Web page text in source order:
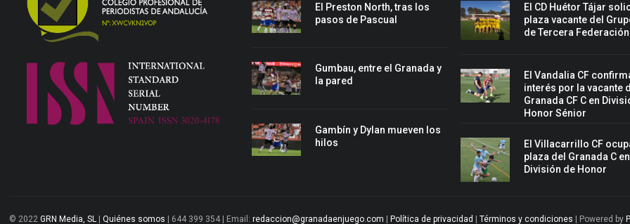
El Preston North, tras los
pasos de Pascual
Gumbau, entre el Granada y
la pared
Gambín y Dylan mueven los
hilos
El CD Huétor Tájar
plaza vacante del
de Tercera Federación
El Vandalia CF
interés por la vacante
Granada CF C en
Honor Sénior
El Villacarrillo CF
plaza del Granada C en
División de Honor
© 2022GRN Media, SL |Quiénes somos | 644 399 354 | Email:redaccion@granadaenjuego.com |Política de privacidad |Términos y condiciones | Powered by